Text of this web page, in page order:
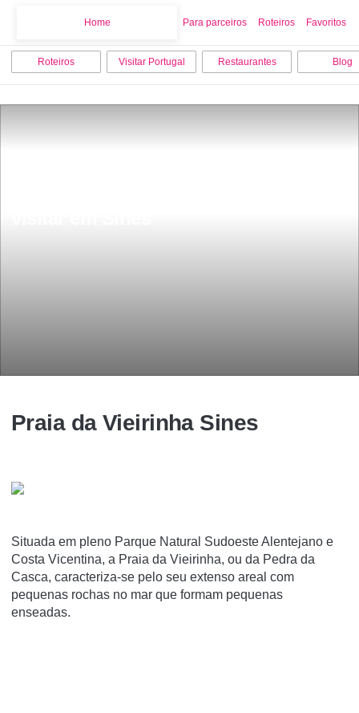
Home Para parceiros Roteiros Favoritos
Roteiros Visitar Portugal Restaurantes Blog
Praia da Vieirinha Sines
Situada em pleno Parque Natural Sudoeste Alentejano e
Costa Vicentina, a Praia da Vieirinha, ou da Pedra da
Casca, caracteriza-se pelo seu extenso areal com
pequenas rochas no mar que formam pequenas
enseadas.